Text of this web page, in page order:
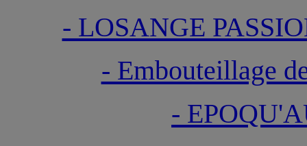
- LOSANGE
- Embouteillage
-